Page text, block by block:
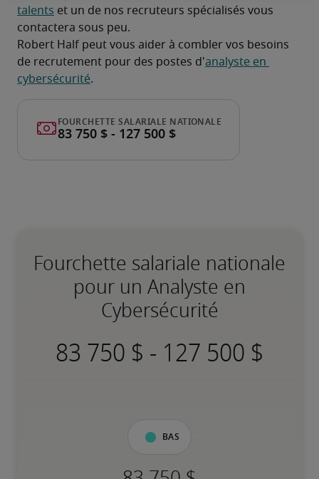
talents et un de nos recruteurs spécialisés vous
contactera sous peu.
Robert Half peut vous aider à combler vos besoins
de recrutement pour des postes d'analyste en
cybersécurité.
Fourchette salariale nationale
pour un Analyste en
Cybersécurité
-
Bas